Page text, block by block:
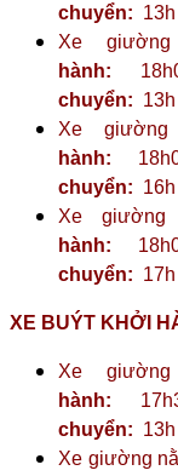
chuyển: 13h
Xe
hành:
chuyển: 13h
Xe
hành:
chuyển: 16h
Xe
hành:
chuyển: 17h
XE BUÝT KHỞI
Xe
hành:
chuyển: 13h
Xe giường